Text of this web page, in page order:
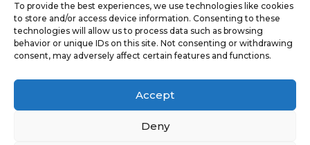
To provide the best experiences, we use technologies like cookies
to store and/or access device information. Consenting to these
technologies will allow us to process data such as browsing
behavior or unique IDs on this site. Not consenting or withdrawing
consent, may adversely affect certain features and functions.
Accept
Deny
RECHTLICHES
Impressum
Datenschutzerklärung